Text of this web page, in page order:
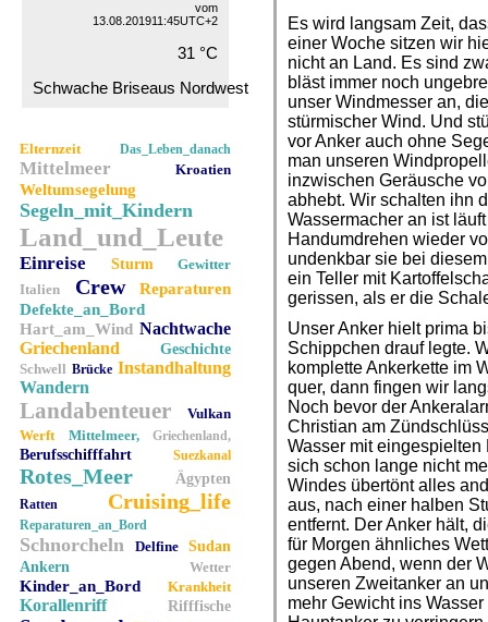
vom
13.08.201911:45UTC+2
31 °C
Schwache Briseaus Nordwest
Elternzeit Das_Leben_danach
Mittelmeer Kroatien
Weltumsegelung
Segeln_mit_Kindern
Land_und_Leute
Einreise Sturm
Gewitter
Italien
Crew
Reparaturen
Defekte_an_Bord
Hart_am_Wind Nachtwache
Griechenland
Geschichte
Schwell Brücke Instandhaltung
Wandern
Landabenteuer
Vulkan
Werft
Mittelmeer, Griechenland,
Berufsschifffahrt Suezkanal
Rotes_Meer Ägypten
Ratten Cruising_life
Reparaturen_an_Bord
Schnorcheln Delfine
Sudan
Ankern
Wetter
Kinder_an_Bord Krankheit
Korallenriff Rifffische
Es wird langsam Zeit,
einer Woche sitzen wir
nicht an Land. Es sind
bläst immer noch
unser Windmesser an,
stürmischer Wind. Und
vor Anker auch ohne
man unseren
inzwischen Geräusche
abhebt. Wir schalten ihn
Wassermacher an ist
Handumdrehen wieder
undenkbar sie bei
ein Teller mit
gerissen, als er die
Unser Anker hielt prima
Schippchen drauf legte.
komplette Ankerkette im
quer, dann fingen wir
Noch bevor der
Christian am
Wasser mit
sich schon lange nicht
Windes übertönt alles
aus, nach einer halben
entfernt. Der Anker hält,
für Morgen ähnliches
gegen Abend, wenn der
unseren Zweitanker an
mehr Gewicht ins